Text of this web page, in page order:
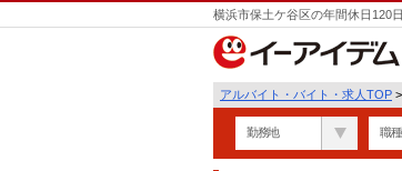
横浜市保土ケ谷区の年間休日120
アルバイト・バイト・求人TOP >
勤務地 職種